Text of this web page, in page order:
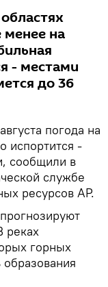
менее на
- местами
до 36
погода на
испортится -
сообщили в
службе
ресурсов АР.
реках
горных
образования